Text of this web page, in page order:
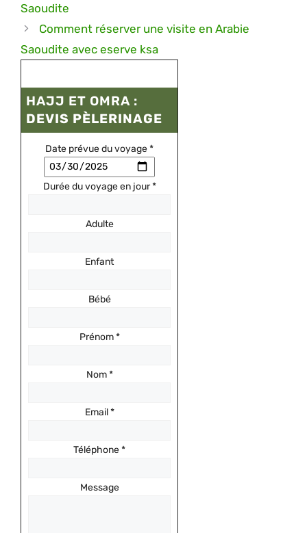
Saoudite
Comment réserver une visite en Arabie
Saoudite avec eserve ksa
HAJJ ET OMRA :
DEVIS PÈLERINAGE
Date prévue du voyage*
Durée du voyage en jour*
Adulte
Enfant
Bébé
Prénom*
Nom*
Email*
Téléphone*
Message